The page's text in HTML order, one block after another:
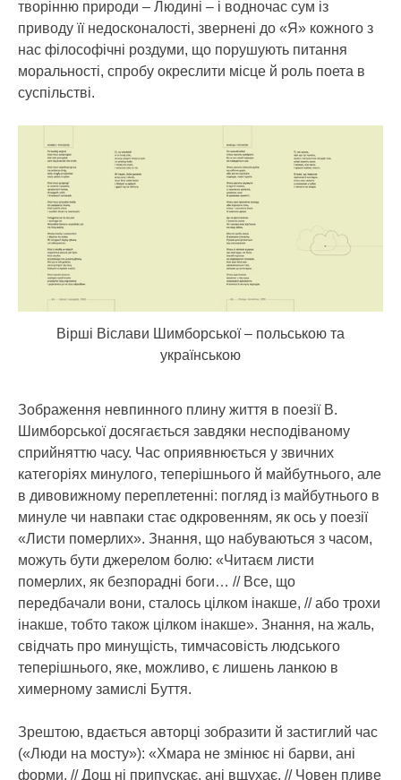
творінню природи – Людині – і водночас сум із
приводу її недосконалості, звернені до «Я» кожного з
нас філософічні роздуми, що порушують питання
моральності, спробу окреслити місце й роль поета в
суспільстві.
Вірші Віслави Шимборської – польською та
українською
Зображення невпинного плину життя в поезії В.
Шимборської досягається завдяки несподіваному
сприйняттю часу. Час оприявнюється у звичних
категоріях минулого, теперішнього й майбутнього, але
в дивовижному переплетенні: погляд із майбутнього в
минуле чи навпаки стає одкровенням, як ось у поезії
«Листи померлих». Знання, що набуваються з часом,
можуть бути джерелом болю: «Читаєм листи
померлих, як безпорадні боги… // Все, що
передбачали вони, сталось цілком інакше, // або трохи
інакше, тобто також цілком інакше». Знання, на жаль,
свідчать про минущість, тимчасовість людського
теперішнього, яке, можливо, є лишень ланкою в
химерному замислі Буття.
Зрештою, вдається авторці зобразити й застиглий час
(«Люди на мосту»): «Хмара не змінює ні барви, ані
форми. // Дощ ні припускає, ані вщухає. // Човен пливе